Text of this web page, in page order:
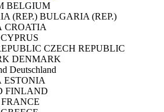
BELGIUM
BULGARIA (REP.)
CROATIA
CYPRUS
CZECH REPUBLIC
DENMARK
Deutschland
ESTONIA
FINLAND
FRANCE